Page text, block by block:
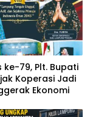
ke-79, Plt. Bupati
Koperasi Jadi
Ekonomi